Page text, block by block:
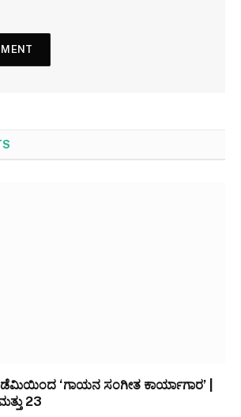
‘ಗಾಯನ ಸಂಗೀತ ಕಾರ್ಯಾಗಾರ’ |
23